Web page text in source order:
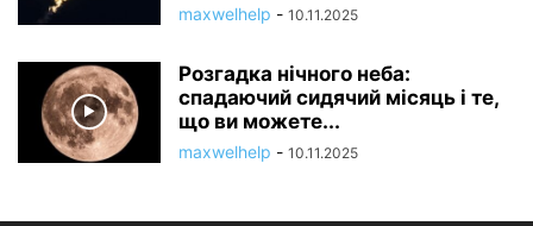
maxwelhelp - 10.11.2025
Розгадка нічного неба:
спадаючий сидячий місяць і те,
що ви можете...
maxwelhelp - 10.11.2025